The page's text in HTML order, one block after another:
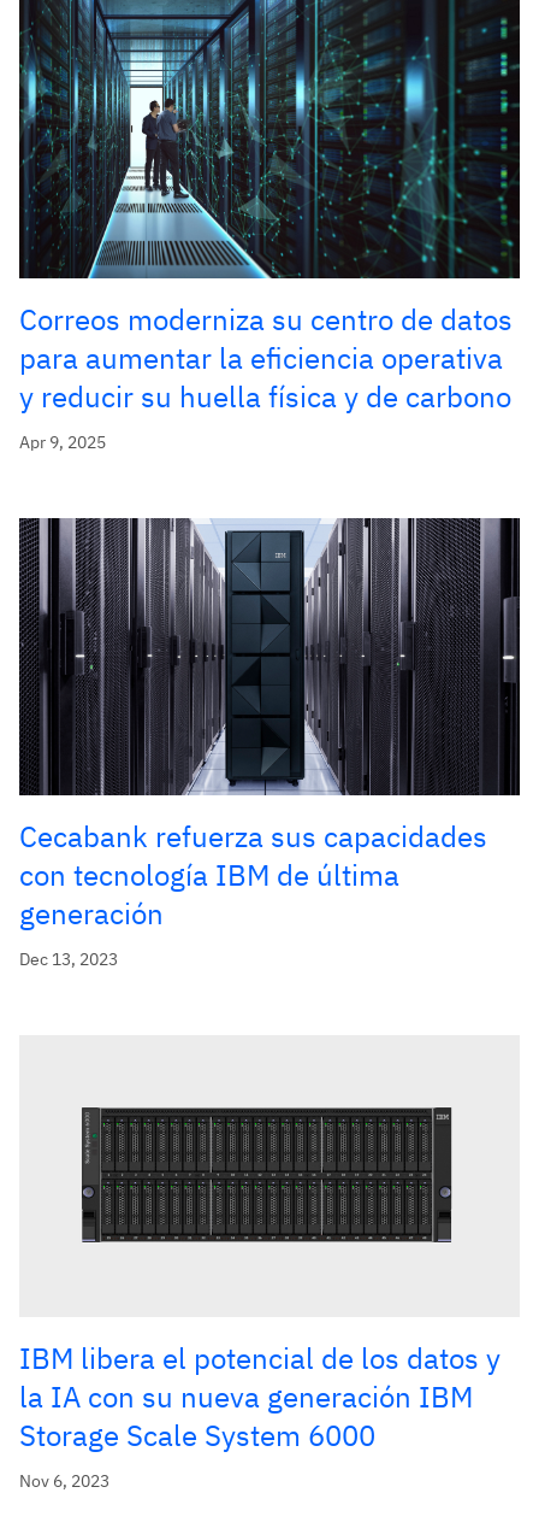
Correos moderniza su centro de datos
para aumentar la eficiencia operativa
y reducir su huella física y de carbono
Apr 9, 2025
Cecabank refuerza sus capacidades
con tecnología IBM de última
generación
Dec 13, 2023
IBM libera el potencial de los datos y
la IA con su nueva generación IBM
Storage Scale System 6000
Nov 6, 2023